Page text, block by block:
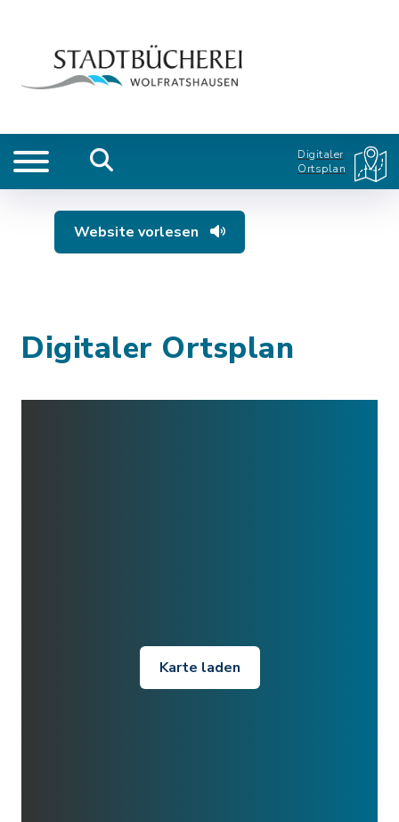
Digitaler
Ortsplan
Website vorlesen
Digitaler Ortsplan
Karte laden